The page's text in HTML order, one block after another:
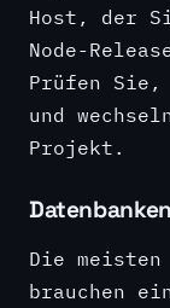
Host, der
Node-
Prüfen Sie,
und
Projekt.
Datenbanken
Die
brauchen